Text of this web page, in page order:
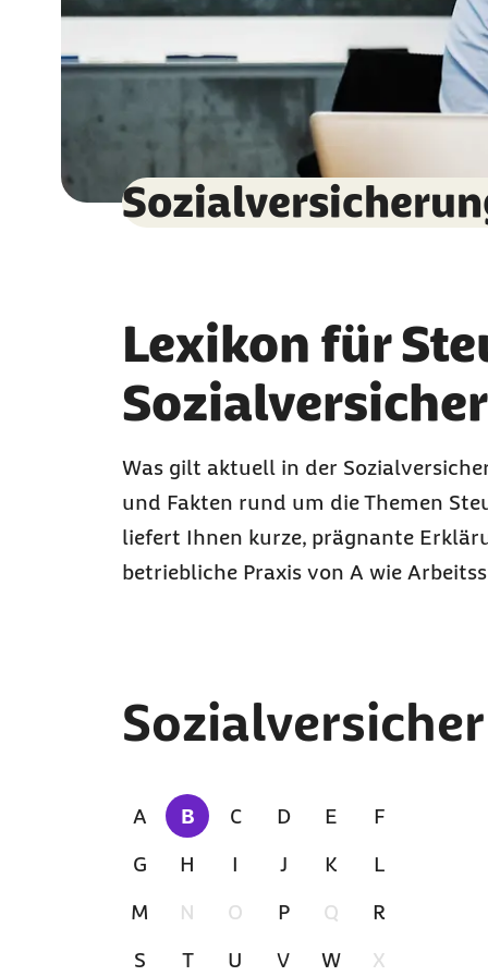
Lexikon für
Was gilt aktuell in der
und Fakten rund um die Themen
liefert Ihnen kurze, prägnante
betriebliche Praxis von A wie
A
B
C D E
F
G
H I J K
L
M
N O P Q
R
S
T U V W X